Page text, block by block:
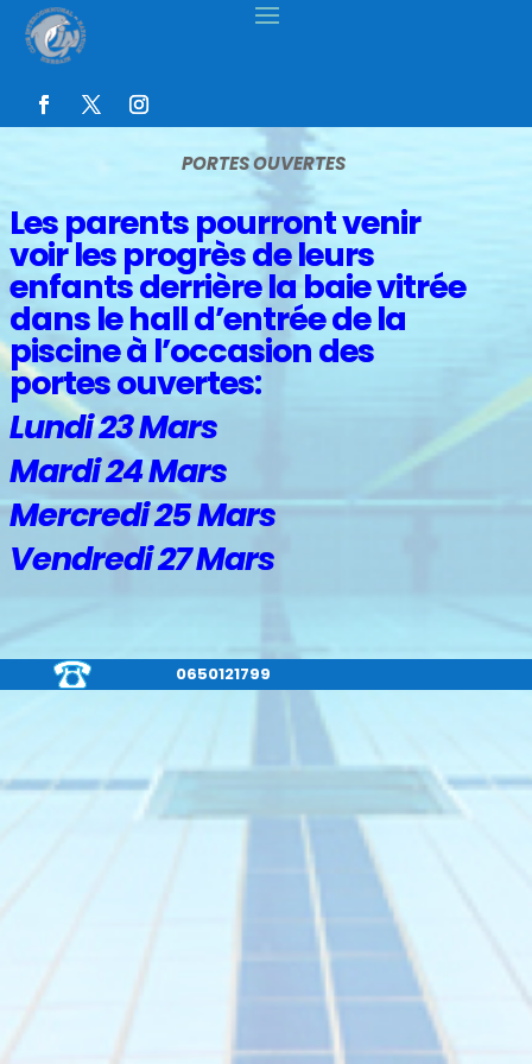
PORTES OUVERTES
Les parents pourront venir
voir les progrès de leurs
enfants derrière la baie vitrée
dans le hall d’entrée de la
piscine à l’occasion des
portes ouvertes:
Lundi 23 Mars
Mardi 24 Mars
Mercredi 25 Mars
Vendredi 27 Mars
0650121799